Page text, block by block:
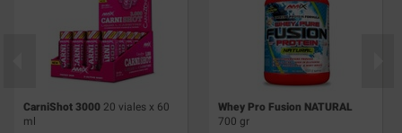
CarniShot 3000 20 viales x 60
ml
Whey Pro Fusion NATURAL
700 gr